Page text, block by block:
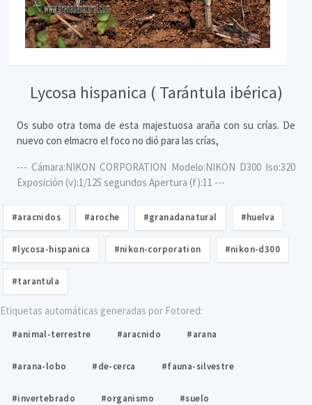
Lycosa hispanica ( Tarántula ibérica)
Os subo otra toma de esta majestuosa araña con su crías. De
nuevo con elmacro el foco no dió para las crías,
--- Cámara:NIKON CORPORATION Modelo:NIKON D300 Iso:320
Exposición (v):1/125 segundos Apertura (f):11 ---
#aracnidos #aroche #granadanatural #huelva
#lycosa-hispanica #nikon-corporation #nikon-d300
#tarantula
Etiquetas automáticas generadas por Fotored:
#animal-terrestre #aracnido #arana
#arana-lobo #de-cerca #fauna-silvestre
#invertebrado #organismo #suelo